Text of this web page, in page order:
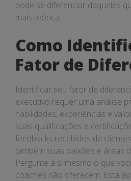
pode se diferenciar daqueles
mais teórica.
Como
Fator de
Identificar seu fator de
executivo requer uma análise
habilidades, experiências e
suas qualificações e
feedbacks recebidos de
também suas paixões e áreas
Pergunte a si mesmo o que
coaches não oferecem. Esta